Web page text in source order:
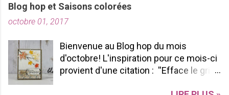
Blog hop et Saisons colorées
octobre 01, 2017
Bienvenue au Blog hop du mois
d'octobre! L'inspiration pour ce mois-ci
provient d'une citation : ''Efface le gris